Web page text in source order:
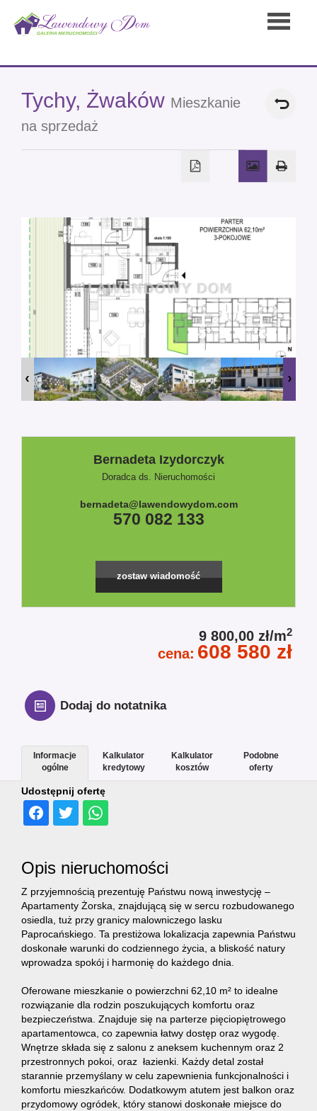
Tychy, Żwaków Mieszkanie
na sprzedaż
Bernadeta Izydorczyk
Doradca ds. Nieruchomości
bernadeta@lawendowydom.com
570 082 133
zostaw wiadomość
9 800,00 zł/m2
cena: 608 580 zł
Dodaj do notatnika
Udostępnij ofertę
Informacje
ogólne
Kalkulator
kredytowy
Kalkulator
kosztów
Podobne
oferty
Opis nieruchomości
Z przyjemnością prezentuję Państwu nową inwestycję –
Apartamenty Żorska, znajdującą się w sercu rozbudowanego
osiedla, tuż przy granicy malowniczego lasku
Paprocańskiego. Ta prestiżowa lokalizacja zapewnia Państwu
doskonałe warunki do codziennego życia, a bliskość natury
wprowadza spokój i harmonię do każdego dnia.
Oferowane mieszkanie o powierzchni 62,10 m² to idealne
rozwiązanie dla rodzin poszukujących komfortu oraz
bezpieczeństwa. Znajduje się na parterze pięciopiętrowego
apartamentowca, co zapewnia łatwy dostęp oraz wygodę.
Wnętrze składa się z salonu z aneksem kuchennym oraz 2
przestronnych pokoi, oraz łazienki. Każdy detal został
starannie przemyślany w celu zapewnienia funkcjonalności i
komfortu mieszkańców. Dodatkowym atutem jest balkon oraz
przydomowy ogródek, który stanowi doskonałe miejsce do